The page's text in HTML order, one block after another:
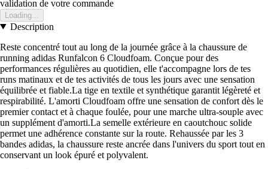
validation de votre commande
Loading...
Description
Reste concentré tout au long de la journée grâce à la chaussure de
running adidas Runfalcon 6 Cloudfoam. Conçue pour des
performances régulières au quotidien, elle t'accompagne lors de tes
runs matinaux et de tes activités de tous les jours avec une sensation
équilibrée et fiable.La tige en textile et synthétique garantit légèreté et
respirabilité. L'amorti Cloudfoam offre une sensation de confort dès le
premier contact et à chaque foulée, pour une marche ultra-souple avec
un supplément d'amorti.La semelle extérieure en caoutchouc solide
permet une adhérence constante sur la route. Rehaussée par les 3
bandes adidas, la chaussure reste ancrée dans l'univers du sport tout en
conservant un look épuré et polyvalent.